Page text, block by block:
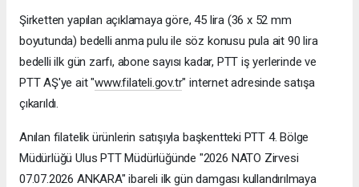
Şirketten yapılan açıklamaya göre, 45 lira (36 x 52 mm
boyutunda) bedelli anma pulu ile söz konusu pula ait 90 lira
bedelli ilk gün zarfı, abone sayısı kadar, PTT iş yerlerinde ve
PTT AŞ'ye ait "www.filateli.gov.tr" internet adresinde satışa
çıkarıldı.
Anılan filatelik ürünlerin satışıyla başkentteki PTT 4. Bölge
Müdürlüğü Ulus PTT Müdürlüğünde "2026 NATO Zirvesi
07.07.2026 ANKARA" ibareli ilk gün damgası kullandırılmaya